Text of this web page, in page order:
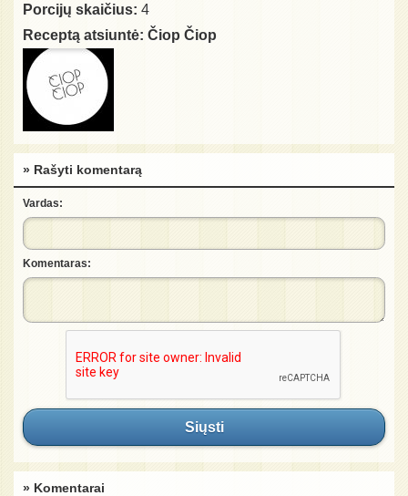
Porcijų skaičius: 4
Receptą atsiuntė: Čiop Čiop
» Rašyti komentarą
Vardas:
Komentaras:
Siųsti
» Komentarai